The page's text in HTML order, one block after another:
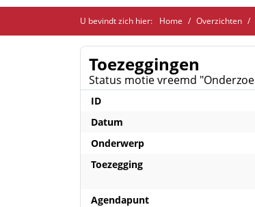
U bevindt zich hier: Home Overzichten
Toezeggingen
Status motie vreemd
ID
Datum
Onderwerp
Toezegging
Agendapunt